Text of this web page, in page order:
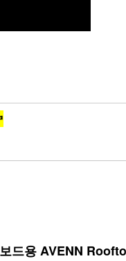
드용 AVENN